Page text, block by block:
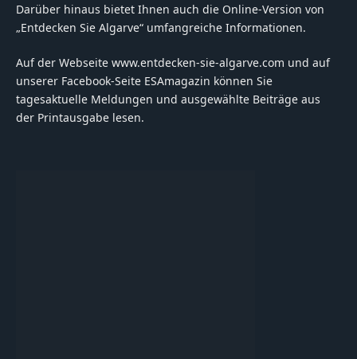
Darüber hinaus bietet Ihnen auch die Online-Version von
„Entdecken Sie Algarve“ umfangreiche Informationen.
Auf der Webseite www.entdecken-sie-algarve.com und auf
unserer Facebook-Seite ESAmagazin können Sie
tagesaktuelle Meldungen und ausgewählte Beiträge aus
der Printausgabe lesen.